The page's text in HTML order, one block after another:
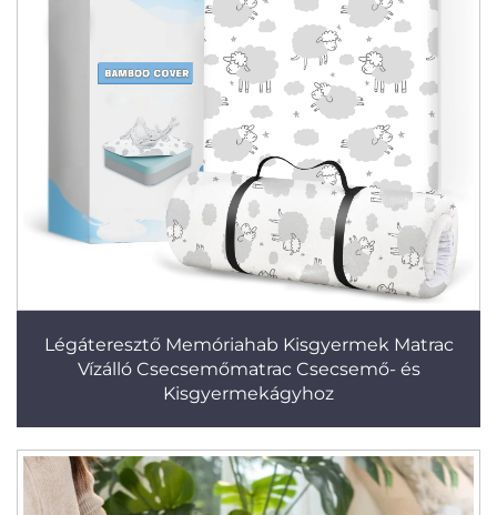
Légáteresztő Memóriahab Kisgyermek Matrac
Vízálló Csecsemőmatrac Csecsemő- és
Kisgyermekágyhoz